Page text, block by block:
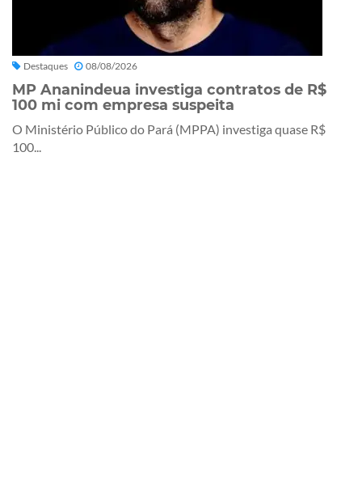
Destaques 08/08/2026
MP Ananindeua investiga contratos de R$
100 mi com empresa suspeita
O Ministério Público do Pará (MPPA) investiga quase R$
100...